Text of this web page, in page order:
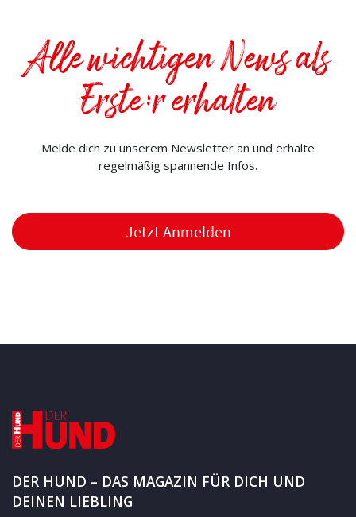
Alle wichtigen News als
Erste:r erhalten
Melde dich zu unserem Newsletter an und erhalte
regelmäßig spannende Infos.
Jetzt Anmelden
DER HUND – DAS MAGAZIN FÜR DICH UND
DEINEN LIEBLING